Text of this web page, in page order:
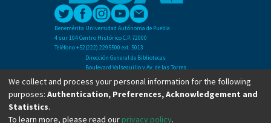
Benemérita Universidad Autónoma de Puebla
4 sur 104 Centro Histórico C.P. 72000
Teléfono +52(222) 2295500 ext. 5013
Dirección General de Bibliotecas
Boulevard Valsequillo y Av. de las Torres
Ciudad Universitaria. Col. San Manuel
C.P. 72570
Teléfono +52 (222) 2295500 Ext 2901
We collect and process your personal information for the following
purposes: Authentication, Preferences, Acknowledgement and
Statistics.
To learn more, please read our privacy policy.